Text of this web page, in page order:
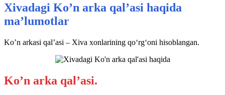
Xivadagi Ko’n arka qal’asi haqida
ma’lumotlar
Ko’n arkasi qal’asi – Xiva xonlarining qo‘rg‘oni hisoblangan.
Ko’n arka qal’asi.